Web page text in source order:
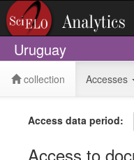
Uruguay
collection Accesses
Access data period:
Access to